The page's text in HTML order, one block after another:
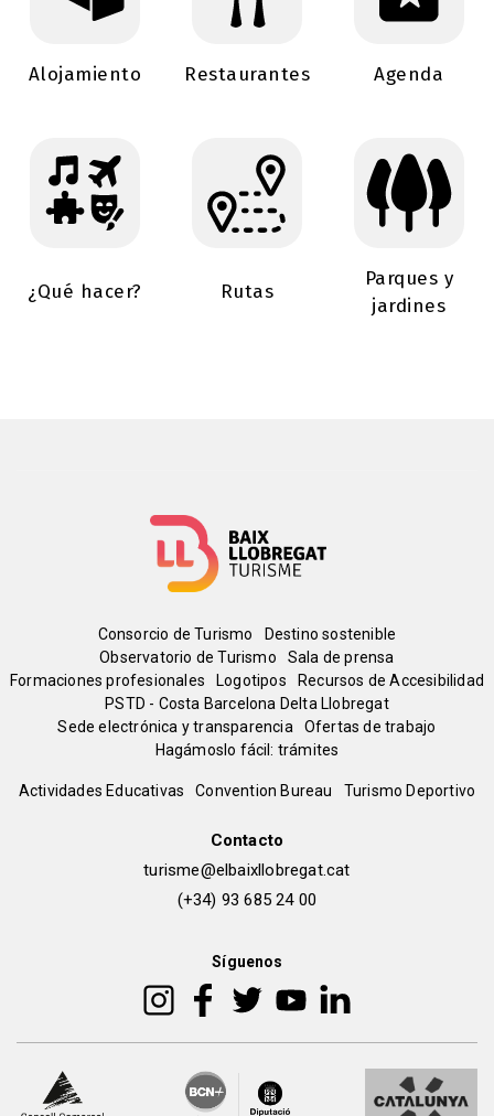
Alojamiento Restaurantes Agenda
¿Qué hacer? Rutas
Parques y
jardines
Menú
del
pie
Consorcio de Turismo
Destino sostenible
Observatorio de Turismo
Sala de prensa
Formaciones profesionales
Logotipos
Recursos de Accesibilidad
PSTD - Costa Barcelona Delta Llobregat
Sede electrónica y transparencia
Ofertas de trabajo
Hagámoslo fácil: trámites
Peu
Actividades Educativas Convention Bureau Turismo Deportivo
Contacto
turisme@elbaixllobregat.cat
(+34) 93 685 24 00
Síguenos